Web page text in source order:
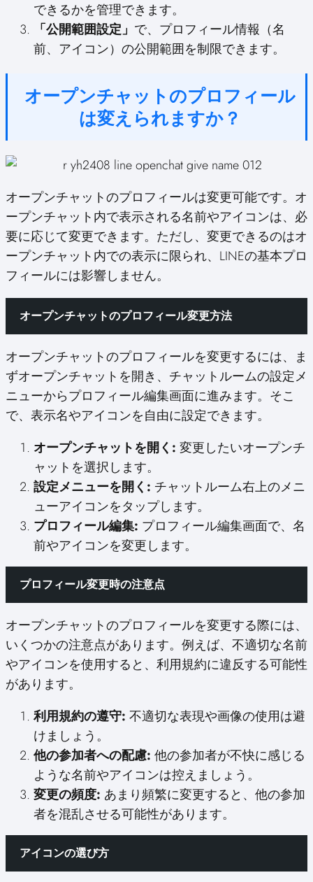
できるかを管理できます。
「公開範囲設定」 で、プロフィール情報（名
前、アイコン）の公開範囲を制限できます。
オープンチャットのプロフィール
は変えられますか？
オープンチャットのプロフィールは変更可能です。オ
ープンチャット内で表示される名前やアイコンは、必
要に応じて変更できます。ただし、変更できるのはオ
ープンチャット内での表示に限られ、LINEの基本プロ
フィールには影響しません。
オープンチャットのプロフィール変更方法
オープンチャットのプロフィールを変更するには、ま
ずオープンチャットを開き、チャットルームの設定メ
ニューからプロフィール編集画面に進みます。そこ
で、表示名やアイコンを自由に設定できます。
オープンチャットを開く: 変更したいオープンチ
ャットを選択します。
設定メニューを開く: チャットルーム右上のメニ
ューアイコンをタップします。
プロフィール編集: プロフィール編集画面で、名
前やアイコンを変更します。
プロフィール変更時の注意点
オープンチャットのプロフィールを変更する際には、
いくつかの注意点があります。例えば、不適切な名前
やアイコンを使用すると、利用規約に違反する可能性
があります。
利用規約の遵守: 不適切な表現や画像の使用は避
けましょう。
他の参加者への配慮: 他の参加者が不快に感じる
ような名前やアイコンは控えましょう。
変更の頻度: あまり頻繁に変更すると、他の参加
者を混乱させる可能性があります。
アイコンの選び方